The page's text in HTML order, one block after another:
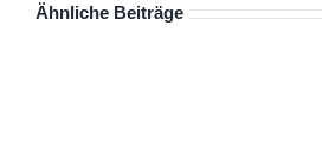
Ähnliche Beiträge